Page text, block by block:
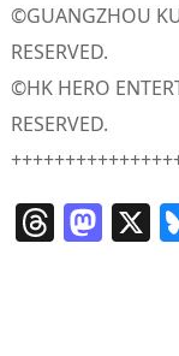
©GUANGZHOU
RESERVED.
©HK HERO
RESERVED.
T M X